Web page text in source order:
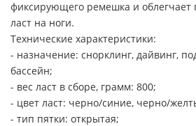
фиксирующего ремешка и облегчает
ласт на ноги.
Технические характеристики:
- назначение: снорклинг, дайвинг,
бассейн;
- вес ласт в сборе, грамм: 800;
- цвет ласт: черно/синие, черно/
- тип пятки: открытая;